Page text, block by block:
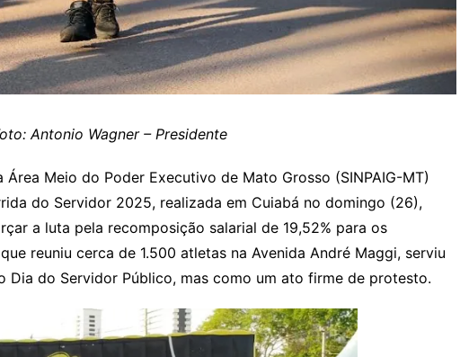
Antonio Wagner – Presidente
Meio do Poder Executivo de Mato Grosso (SINPAIG-MT)
do Servidor 2025, realizada em Cuiabá no domingo (26),
a luta pela recomposição salarial de 19,52% para os
reuniu cerca de 1.500 atletas na Avenida André Maggi, serviu
Dia do Servidor Público, mas como um ato firme de protesto.